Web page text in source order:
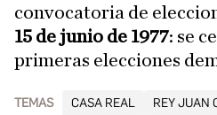
convocatoria de
15 de junio de 1977: se
primeras elecciones
TEMAS CASA REAL REY JUAN